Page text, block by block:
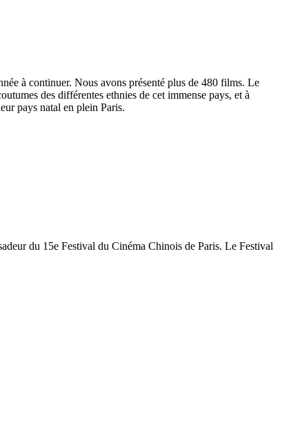
à continuer. Nous avons présenté plus de 480 films. Le
des différentes ethnies de cet immense pays, et à
pays natal en plein Paris.
du 15e Festival du Cinéma Chinois de Paris. Le Festival